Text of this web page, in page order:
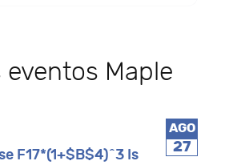
Maple
AGO
27
F17*(1+$B$4)^3 Is